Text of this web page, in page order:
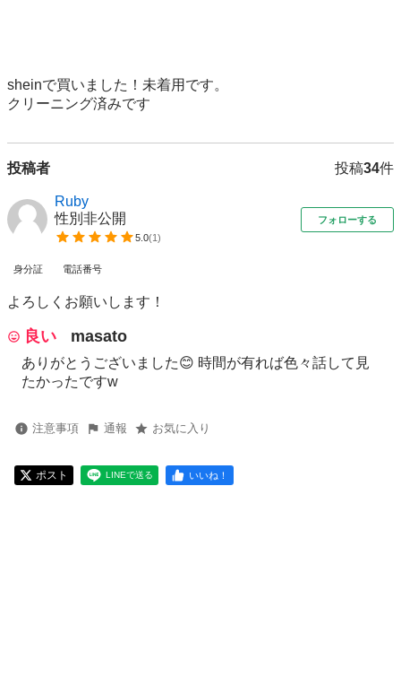
sheinで買いました！未着用です。
クリーニング済みです
投稿者 投稿34件
Ruby
性別非公開
5.0(1)
フォローする
身分証 電話番号
よろしくお願いします！
良い masato
ありがとうございました😊 時間が有れば色々話して見
たかったですw
注意事項 通報 お気に入り
ポスト LINEで送る いいね！